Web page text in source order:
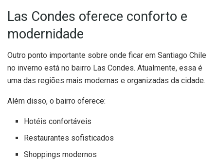
Las Condes oferece conforto e
modernidade
Outro ponto importante sobre onde ficar em Santiago Chile
no inverno está no bairro Las Condes. Atualmente, essa é
uma das regiões mais modernas e organizadas da cidade.
Além disso, o bairro oferece:
Hotéis confortáveis
Restaurantes sofisticados
Shoppings modernos